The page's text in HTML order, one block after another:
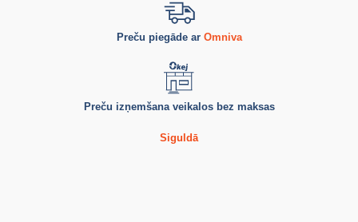
Preču piegāde ar Omniva
Preču izņemšana veikalos bez maksas
Siguldā